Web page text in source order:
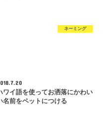
ネーミング
ワイ語を使ってお洒落にかわい
名前をペットにつける